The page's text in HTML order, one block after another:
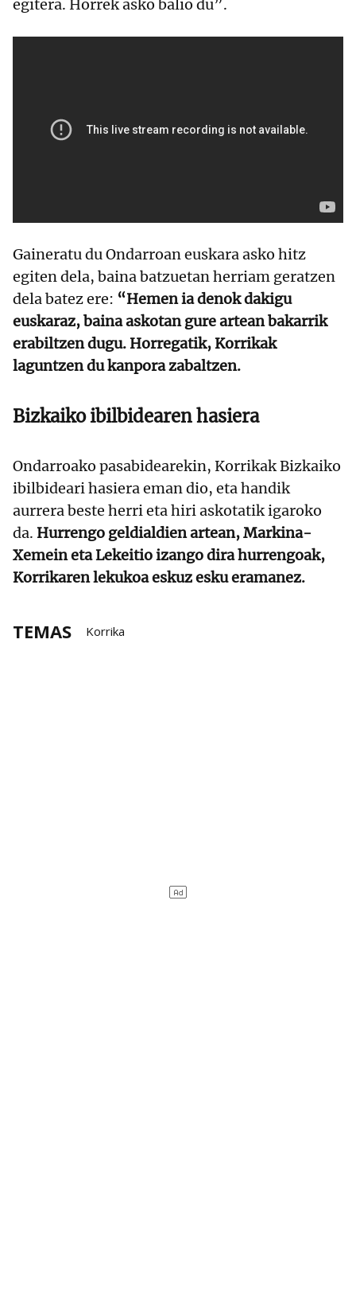
egitera. Horrek asko balio du”.
Gaineratu du Ondarroan euskara asko hitz
egiten dela, baina batzuetan herriam geratzen
dela batez ere: “Hemen ia denok dakigu
euskaraz, baina askotan gure artean bakarrik
erabiltzen dugu. Horregatik, Korrikak
laguntzen du kanpora zabaltzen.
Bizkaiko ibilbidearen hasiera
Ondarroako pasabidearekin, Korrikak Bizkaiko
ibilbideari hasiera eman dio, eta handik
aurrera beste herri eta hiri askotatik igaroko
da. Hurrengo geldialdien artean, Markina-
Xemein eta Lekeitio izango dira hurrengoak,
Korrikaren lekukoa eskuz esku eramanez.
TEMAS Korrika